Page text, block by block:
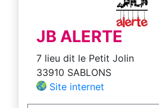
JB ALERTE
7 lieu dit le Petit Jolin
33910 SABLONS
Site internet